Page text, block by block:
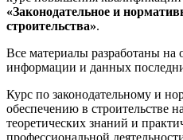
«Законодательное и
строительства».
Все материалы разработаны на
информации и данных
Курс по законодательному и
обеспечению в строительстве
теоретических знаний и
профессиональной